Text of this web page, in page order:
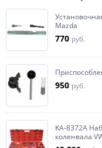
Mazda
770 руб.
950 руб.
KA-8372A
коленвала